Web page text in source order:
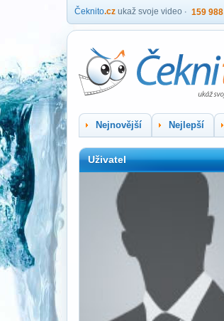
Čeknito.cz ukaž svoje video 159 988
Nejnovější Nejlepší
Uživatel